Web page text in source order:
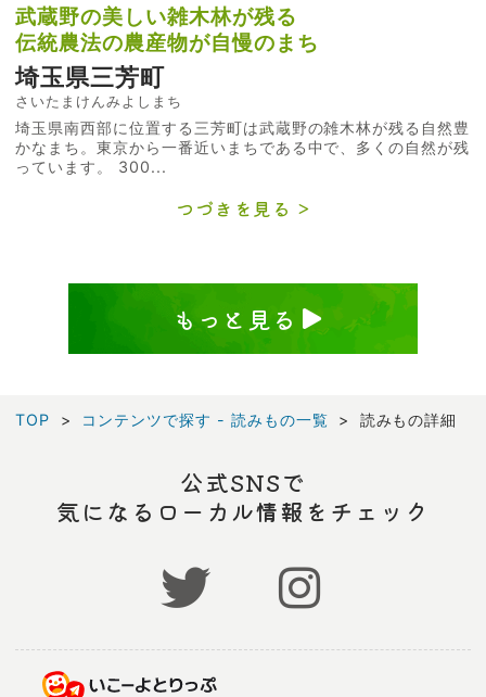
武蔵野の美しい雑木林が残る
伝統農法の農産物が自慢のまち
埼玉県三芳町
さいたまけんみよしまち
埼玉県南西部に位置する三芳町は武蔵野の雑木林が残る自然豊
かなまち。東京から一番近いまちである中で、多くの自然が残
っています。 300...
つづきを見る
もっと見る
TOP コンテンツで探す - 読みもの一覧 読みもの詳細
公式SNSで
気になるローカル情報をチェック